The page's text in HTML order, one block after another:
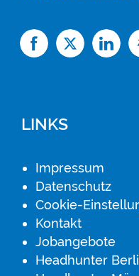
LINKS
Impressum
Datenschutz
Cookie-
Kontakt
Jobangebote
Headhunter